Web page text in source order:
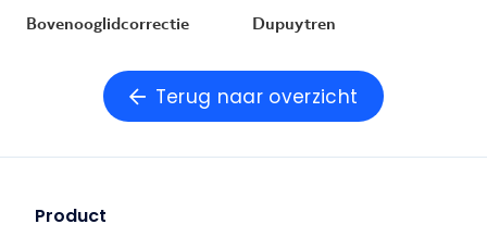
Bovenooglidcorrectie Dupuytren
Terug naar overzicht
Product